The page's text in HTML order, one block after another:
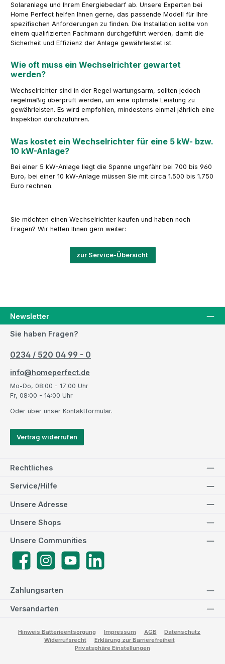
Solaranlage und Ihrem Energiebedarf ab. Unsere Experten bei
Home Perfect helfen Ihnen gerne, das passende Modell für Ihre
spezifischen Anforderungen zu finden. Die Installation sollte von
einem qualifizierten Fachmann durchgeführt werden, damit die
Sicherheit und Effizienz der Anlage gewährleistet ist.
Wie oft muss ein Wechselrichter gewartet
werden?
Wechselrichter sind in der Regel wartungsarm, sollten jedoch
regelmäßig überprüft werden, um eine optimale Leistung zu
gewährleisten. Es wird empfohlen, mindestens einmal jährlich eine
Inspektion durchzuführen.
Was kostet ein Wechselrichter für eine 5 kW- bzw.
10 kW-Anlage?
Bei einer 5 kW-Anlage liegt die Spanne ungefähr bei 700 bis 960
Euro, bei einer 10 kW-Anlage müssen Sie mit circa 1.500 bis 1.750
Euro rechnen.
Sie möchten einen Wechselrichter kaufen und haben noch
Fragen? Wir helfen Ihnen gern weiter:
zur Service-Übersicht
Newsletter
Sie haben Fragen?
0234 / 520 04 99 - 0
info@homeperfect.de
Mo-Do, 08:00 - 17:00 Uhr
Fr, 08:00 - 14:00 Uhr
Oder über unser Kontaktformular.
Vertrag widerrufen
Rechtliches
Service/Hilfe
Zahlungsarten
Versandarten
Unsere Adresse
Unsere Communities
FacebookInstagramYouTube
Unsere Shops
Hinweis Batterieentsorgung Impressum AGB
Datenschutz
Widerrufsrecht
Erklärung zur Barrierefreiheit
Privatsphäre Einstellungen